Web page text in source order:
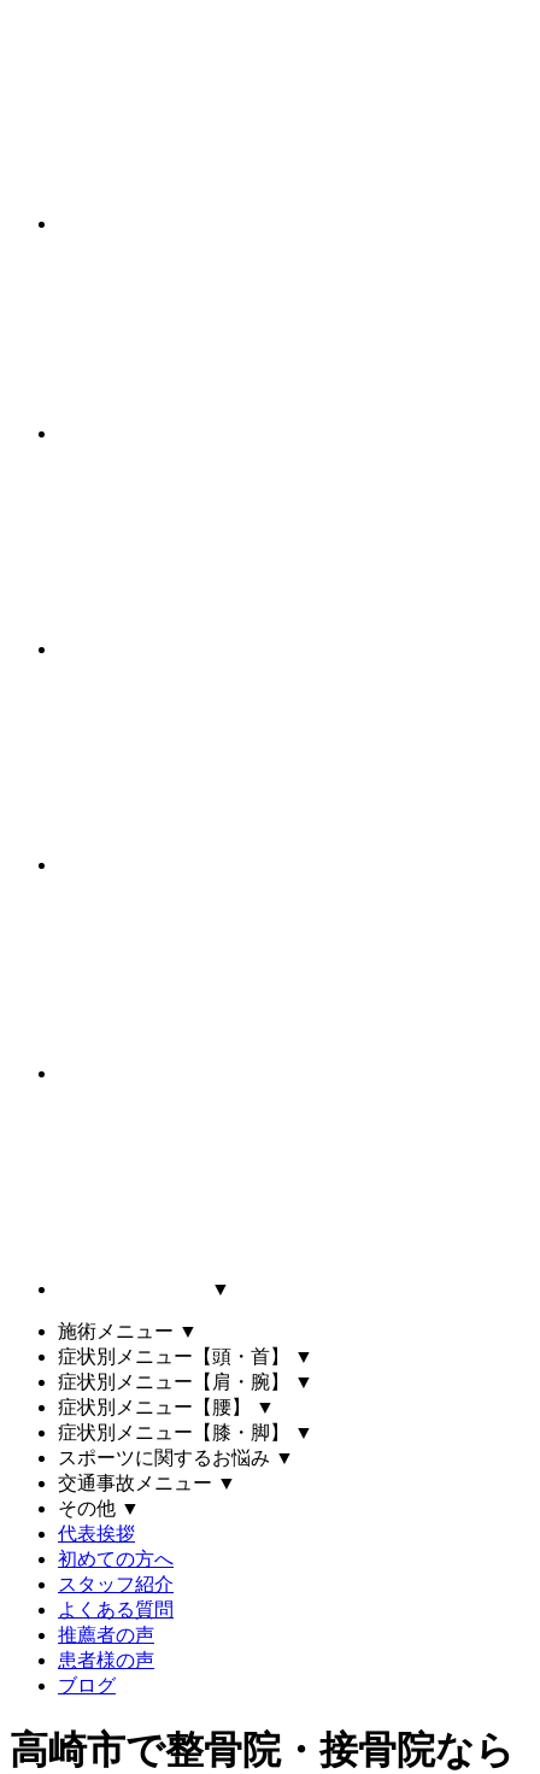
▼
施術メニュー ▼
症状別メニュー【頭・首】
▼
症状別メニュー【肩・腕】
▼
症状別メニュー【腰】
▼
症状別メニュー【膝・脚】
▼
スポーツに関するお悩み ▼
交通事故メニュー ▼
その他 ▼
代表挨拶
初めての方へ
スタッフ紹介
よくある質問
推薦者の声
患者様の声
ブログ
高崎市で整骨院・接骨院なら